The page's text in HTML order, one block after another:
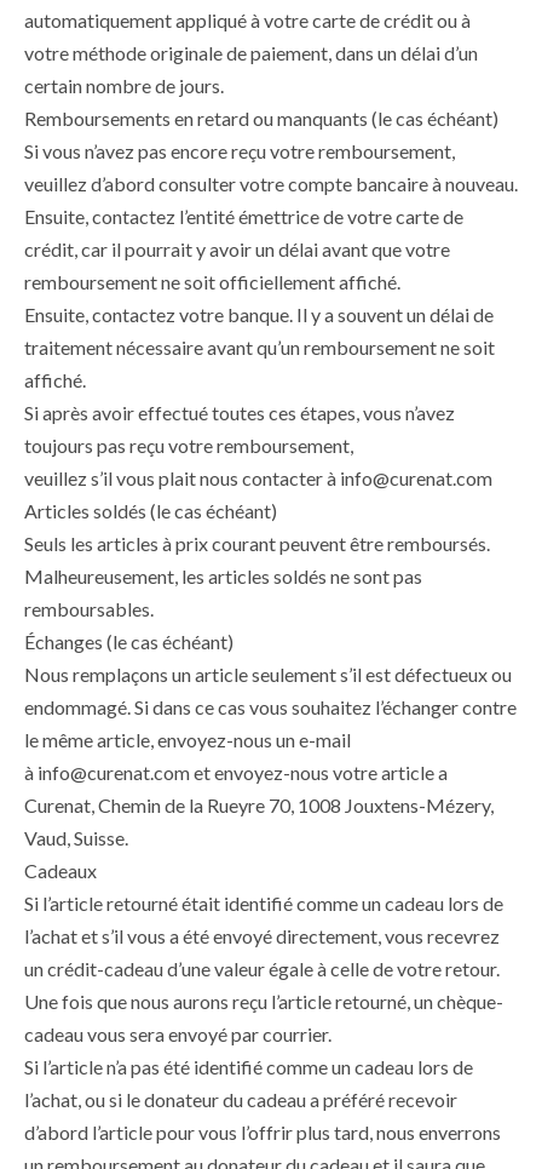
automatiquement appliqué à votre carte de crédit ou à
votre méthode originale de paiement, dans un délai d’un
certain nombre de jours.
Remboursements en retard ou manquants (le cas échéant)
Si vous n’avez pas encore reçu votre remboursement,
veuillez d’abord consulter votre compte bancaire à nouveau.
Ensuite, contactez l’entité émettrice de votre carte de
crédit, car il pourrait y avoir un délai avant que votre
remboursement ne soit officiellement affiché.
Ensuite, contactez votre banque. Il y a souvent un délai de
traitement nécessaire avant qu’un remboursement ne soit
affiché.
Si après avoir effectué toutes ces étapes, vous n’avez
toujours pas reçu votre remboursement,
veuillez s’il vous plait nous contacter à info@curenat.com
Articles soldés (le cas échéant)
Seuls les articles à prix courant peuvent être remboursés.
Malheureusement, les articles soldés ne sont pas
remboursables.
Échanges (le cas échéant)
Nous remplaçons un article seulement s’il est défectueux ou
endommagé. Si dans ce cas vous souhaitez l’échanger contre
le même article, envoyez-nous un e-mail
à info@curenat.com et envoyez-nous votre article a
Curenat,Chemin de la Rueyre 70, 1008 Jouxtens-Mézery,
Vaud, Suisse.
Cadeaux
Si l’article retourné était identifié comme un cadeau lors de
l’achat et s’il vous a été envoyé directement, vous recevrez
un crédit-cadeau d’une valeur égale à celle de votre retour.
Une fois que nous aurons reçu l’article retourné, un chèque-
cadeau vous sera envoyé par courrier.
Si l’article n’a pas été identifié comme un cadeau lors de
l’achat, ou si le donateur du cadeau a préféré recevoir
d’abord l’article pour vous l’offrir plus tard, nous enverrons